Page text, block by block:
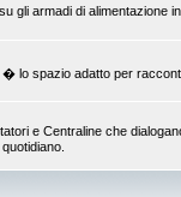
gli armadi di alimentazione
lo spazio adatto per
e Centraline che